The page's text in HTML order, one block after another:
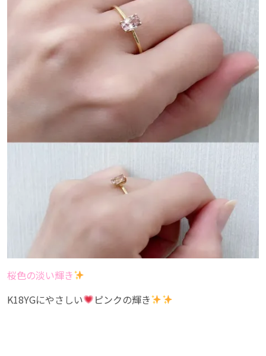
桜色の淡い輝き
K18YGにやさしい
ピンクの輝き